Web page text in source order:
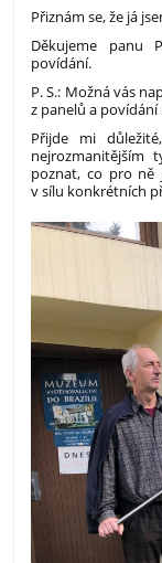
Přiznám se, že já
Děkujeme panu
povídání.
P. S.: Možná vás
z panelů a
Přijde mi
nejrozmanitějším
poznat, co pro ně
v sílu konkrétních